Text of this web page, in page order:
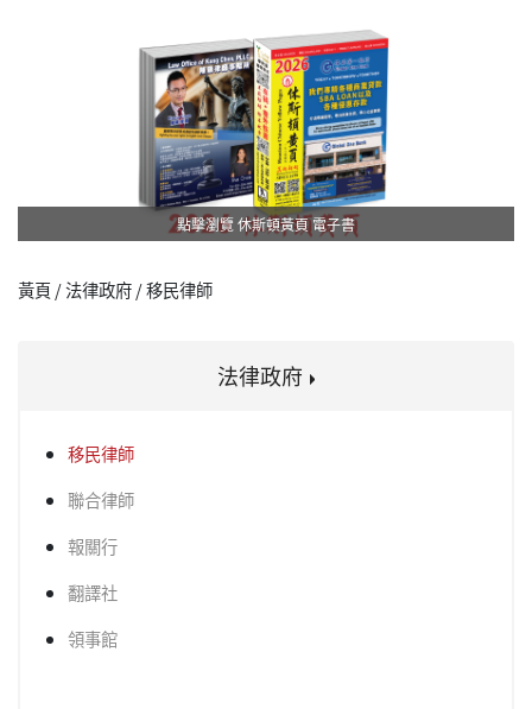
點擊瀏覽 休斯頓黃頁 電子書
黃頁 / 法律政府 / 移民律師
法律政府
移民律師
聯合律師
報關行
翻譯社
領事館